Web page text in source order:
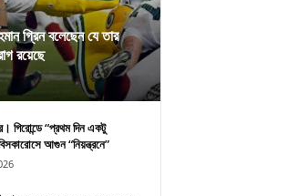
গ্রিন বলেছেন যে তার
রয়েছে
গিরোন্ডে “প্রথম দিন একটু
আগুন “নিয়ন্ত্রনে”